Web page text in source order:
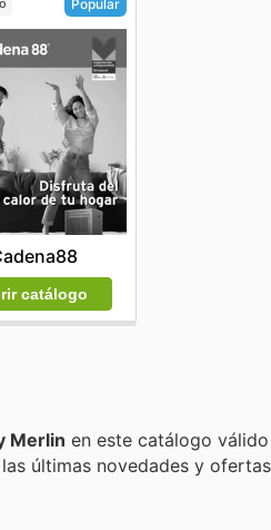
Popular
catálogo
Merlin en este catálogo
últimas novedades y